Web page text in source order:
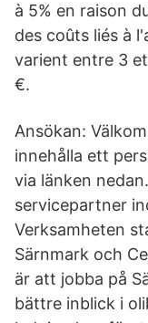
à 5% en raison
des coûts liés à
varient entre 3
€.
Ansökan:
innehålla ett
via länken
servicepartner
Verksamheten
Särnmark och
är att jobba på
bättre inblick i